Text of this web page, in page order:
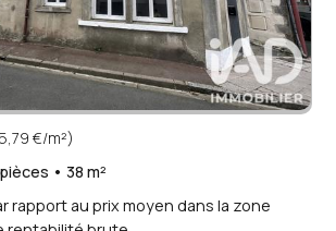
€/m²)
• 38 m²
rapport au prix moyen dans la zone